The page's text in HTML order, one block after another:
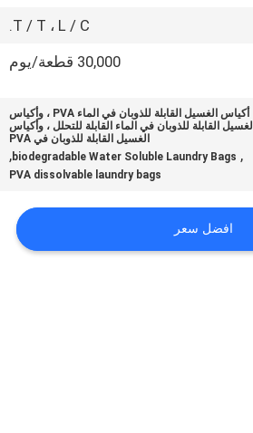
T / T ، L / C.
30,000 قطعة/يوم
أكياس الغسيل القابلة للذوبان في الماء PVA ، وأكياس
الغسيل القابلة للذوبان في الماء القابلة للتحلل ، وأكياس
الغسيل القابلة للذوبان في PVA
,
biodegradable Water Soluble Laundry Bags
,
PVA dissolvable laundry bags
افضل سعر